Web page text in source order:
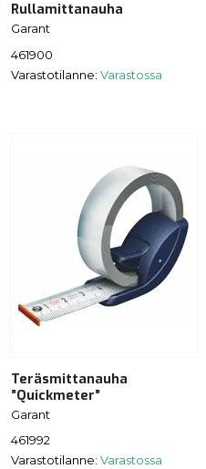
Rullamittanauha
Garant
461900
Varastotilanne: Varastossa
Teräsmittanauha
”Quickmeter”
Garant
461992
Varastotilanne: Varastossa